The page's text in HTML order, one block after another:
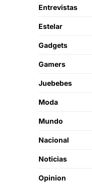
Entrevistas
Estelar
Gadgets
Gamers
Juebebes
Moda
Mundo
Nacional
Noticias
Opinion